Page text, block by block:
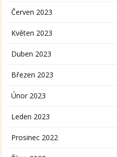
Červen 2023
Květen 2023
Duben 2023
Březen 2023
Únor 2023
Leden 2023
Prosinec 2022